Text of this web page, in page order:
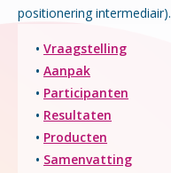
positionering intermediair).
• Vraagstelling
• Aanpak
• Participanten
• Resultaten
• Producten
• Samenvatting